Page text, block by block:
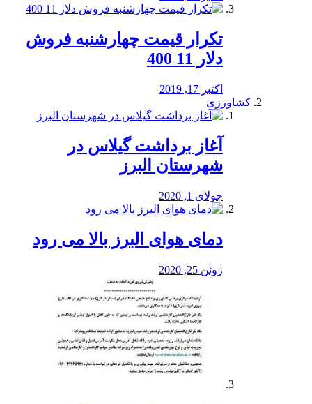
تکرار قیمت چهارشنبه فروش
دلار 11 400
اکتبر 17, 2019
کشاورزی
آغاز برداشت گیلاس در
شهرستان البرز
جولای 1, 2020
دمای هوای البرز بالا می رود
ژوئن 25, 2020